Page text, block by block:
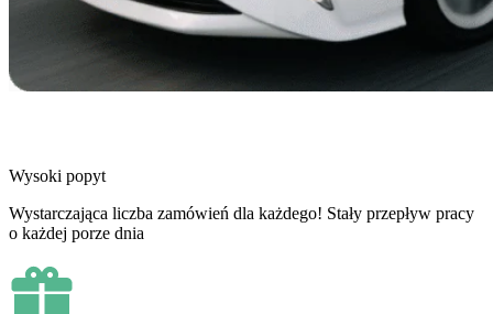
Wysoki popyt
Wystarczająca liczba zamówień dla każdego! Stały przepływ pracy
o każdej porze dnia